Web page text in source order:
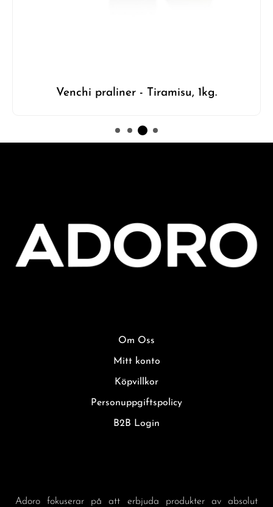
Venchi praliner - Tiramisu, 1kg.
Om Oss
Mitt konto
Köpvillkor
Personuppgiftspolicy
B2B Login
Adoro fokuserar på att erbjuda produkter av absolut